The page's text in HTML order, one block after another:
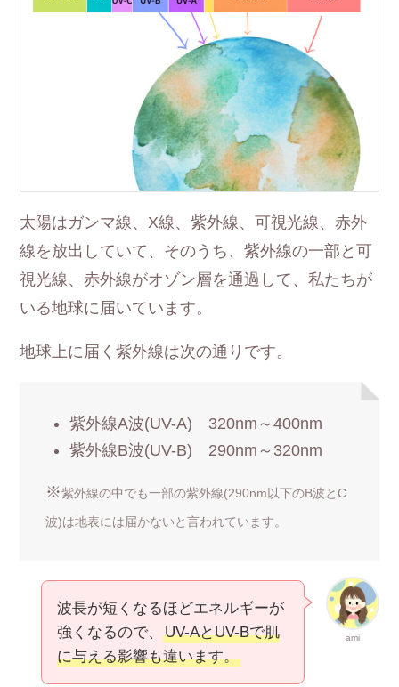
太陽はガンマ線、X線、紫外線、可視光線、赤外
線を放出していて、そのうち、紫外線の一部と可
視光線、赤外線がオゾン層を通過して、私たちが
いる地球に届いています。
地球上に届く紫外線は次の通りです。
紫外線A波(UV-A) 320nm～400nm
紫外線B波(UV-B) 290nm～320nm
※紫外線の中でも一部の紫外線(290nm以下のB波とC
波)は地表には届かないと言われています。
ami
波長が短くなるほどエネルギーが
強くなるので、UV-AとUV-Bで肌
に与える影響も違います。